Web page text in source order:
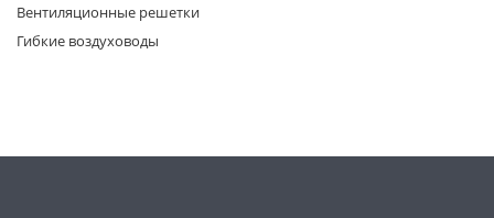
Вентиляционные решетки
Гибкие воздуховоды